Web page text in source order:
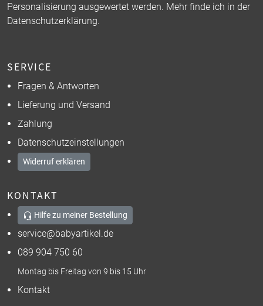
Personalisierung ausgewertet werden. Mehr finde ich in der
Datenschutzerklärung.
SERVICE
Fragen & Antworten
Lieferung und Versand
Zahlung
Datenschutzeinstellungen
Widerruf erklären
KONTAKT
Hilfe zu meiner Bestellung
service@babyartikel.de
089 904 750 60
Montag bis Freitag von 9 bis 15 Uhr
Kontakt